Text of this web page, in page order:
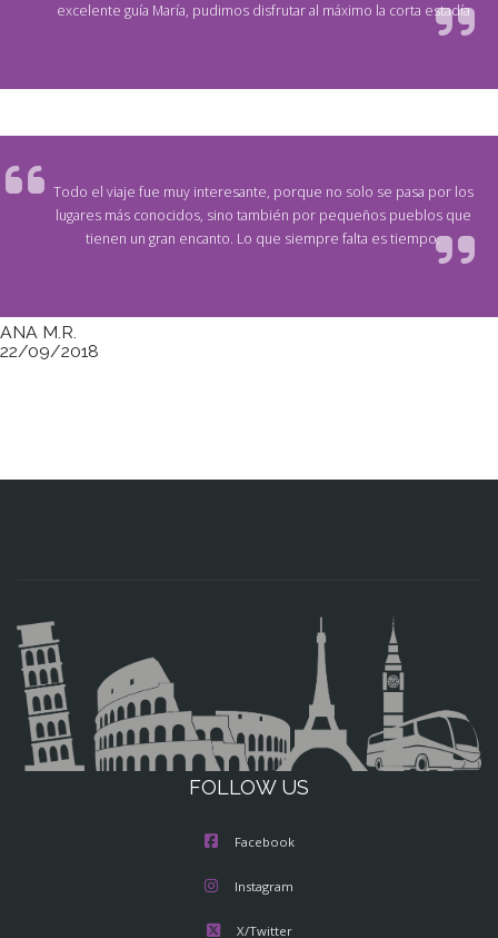
excelente guía María, pudimos disfrutar al máximo la corta estadía
Todo el viaje fue muy interesante, porque no solo se pasa por los
lugares más conocidos, sino también por pequeños pueblos que
tienen un gran encanto. Lo que siempre falta es tiempo.
ANA M.R.
22/09/2018
FOLLOW US
Facebook
Instagram
X/Twitter